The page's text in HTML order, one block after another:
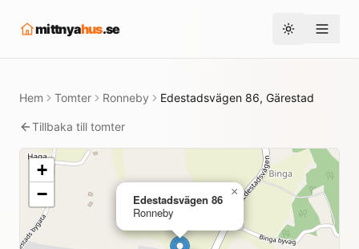
mittnyahus.se Toggle theme
Hem Tomter Ronneby Edestadsvägen 86, Gärestad
Tillbaka till tomter
Edestadsvägen 86
Ronneby
×
+
−